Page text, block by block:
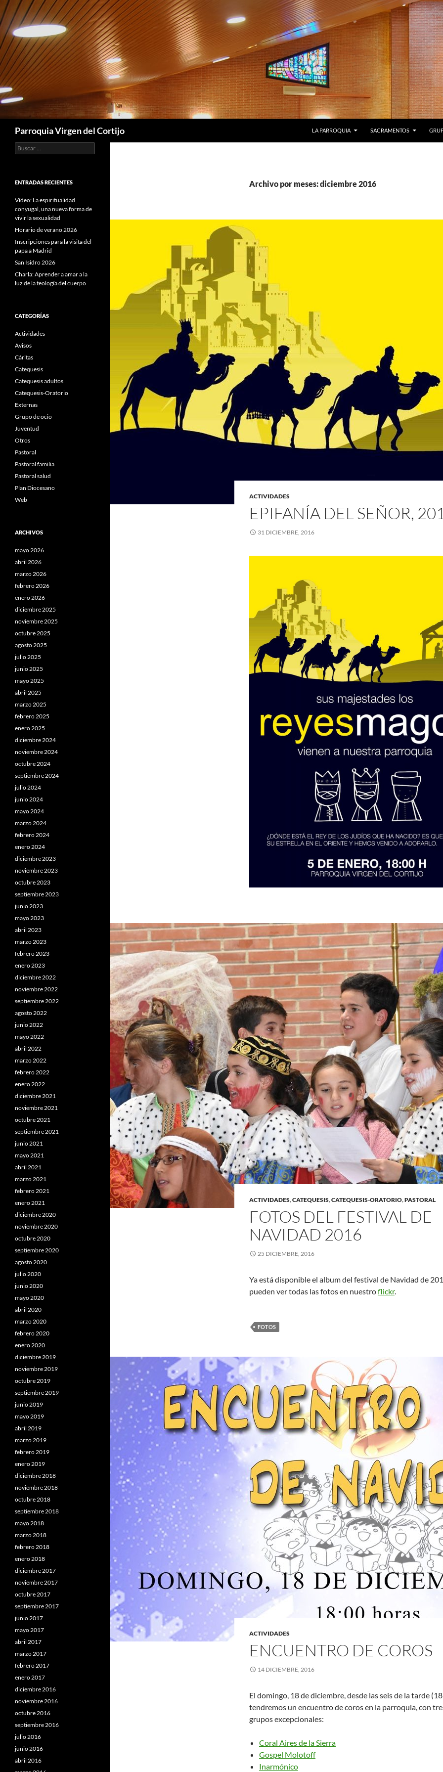
Saltar
al
contenido
Parroquia Virgen del Cortijo LA PARROQUIA SACRAMENTOS
Archivo por meses: diciembre 2016
ACTIVIDADES
EPIFANÍA DEL SEÑOR,
31 DICIEMBRE, 2016
ACTIVIDADES,CATEQUESIS,CATEQUESIS-ORATORIO,PASTORAL
FOTOS DEL FESTIVAL DE
NAVIDAD 2016
25 DICIEMBRE, 2016
Ya está disponible el album del festival de Navidad de
pueden ver todas las fotos en nuestroflickr.
FOTOS
ACTIVIDADES
ENCUENTRO DE COROS
14 DICIEMBRE, 2016
El domingo, 18 de diciembre, desde las seis de la tarde
tendremos un encuentro de coros en la parroquia, con
grupos excepcionales:
Coral Aires de la Sierra
Gospel Molotoff
Inarmónico
Buscar:
ENTRADAS RECIENTES
Vídeo: La espiritualidad
conyugal, una nueva forma de
vivir la sexualidad
Horario de verano 2026
Inscripciones para la visita del
papa a Madrid
San Isidro 2026
Charla: Aprender a amar a la
luz de la teología del cuerpo
CATEGORÍAS
Actividades
Avisos
Cáritas
Catequesis
Catequesis adultos
Catequesis-Oratorio
Externas
Grupo de ocio
Juventud
Otros
Pastoral
Pastoral familia
Pastoral salud
Plan Diocesano
Web
ARCHIVOS
mayo 2026
abril 2026
marzo 2026
febrero 2026
enero 2026
diciembre 2025
noviembre 2025
octubre 2025
agosto 2025
julio 2025
junio 2025
mayo 2025
abril 2025
marzo 2025
febrero 2025
enero 2025
diciembre 2024
noviembre 2024
octubre 2024
septiembre 2024
julio 2024
junio 2024
mayo 2024
marzo 2024
febrero 2024
enero 2024
diciembre 2023
noviembre 2023
octubre 2023
septiembre 2023
junio 2023
mayo 2023
abril 2023
marzo 2023
febrero 2023
enero 2023
diciembre 2022
noviembre 2022
septiembre 2022
agosto 2022
junio 2022
mayo 2022
abril 2022
marzo 2022
febrero 2022
enero 2022
diciembre 2021
noviembre 2021
octubre 2021
septiembre 2021
junio 2021
mayo 2021
abril 2021
marzo 2021
febrero 2021
enero 2021
diciembre 2020
noviembre 2020
octubre 2020
septiembre 2020
agosto 2020
julio 2020
junio 2020
mayo 2020
abril 2020
marzo 2020
febrero 2020
enero 2020
diciembre 2019
noviembre 2019
octubre 2019
septiembre 2019
junio 2019
mayo 2019
abril 2019
marzo 2019
febrero 2019
enero 2019
diciembre 2018
noviembre 2018
octubre 2018
septiembre 2018
mayo 2018
marzo 2018
febrero 2018
enero 2018
diciembre 2017
noviembre 2017
octubre 2017
septiembre 2017
junio 2017
mayo 2017
abril 2017
marzo 2017
febrero 2017
enero 2017
diciembre 2016
noviembre 2016
octubre 2016
septiembre 2016
julio 2016
junio 2016
abril 2016